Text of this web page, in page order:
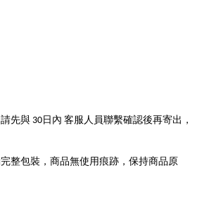
先與 30 日內 客服人員聯繫確認後再寄出，
整包裝，商品無使用痕跡，保持商品原